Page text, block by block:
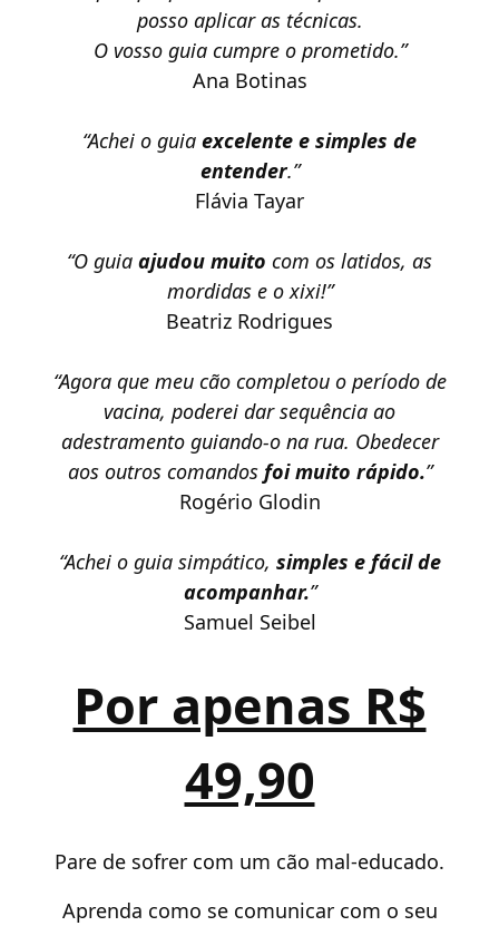
posso aplicar as técnicas.
O vosso guia cumpre o prometido.”
Ana Botinas
“Achei o guia excelente e simples de
entender.”
Flávia Tayar
“O guia ajudou muito com os latidos, as
mordidas e o xixi!”
Beatriz Rodrigues
“Agora que meu cão completou o período de
vacina, poderei dar sequência ao
adestramento guiando-o na rua. Obedecer
aos outros comandos foi muito rápido.”
Rogério Glodin
“Achei o guia simpático, simples e fácil de
acompanhar.”
Samuel Seibel
Por apenas R$
49,90
Pare de sofrer com um cão mal-educado.
Aprenda como se comunicar com o seu